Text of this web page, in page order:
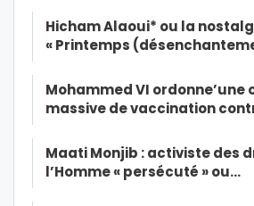
Hicham Alaoui* ou la
« Printemps
Mohammed VI ordonne’une
massive de vaccination
Maati Monjib : activiste des
l’Homme « persécuté » ou…